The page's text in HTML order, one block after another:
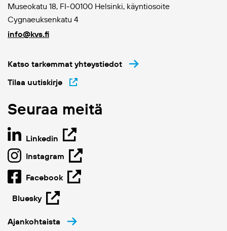
Museokatu 18, FI-00100 Helsinki, käyntiosoite
Cygnaeuksenkatu 4
info@kvs.fi
Katso tarkemmat yhteystiedot
Tilaa uutiskirje
Seuraa meitä
Linkedin
Instagram
Facebook
Bluesky
Ajankohtaista